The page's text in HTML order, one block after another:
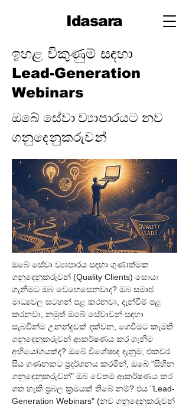
Idasara
ඉහළ විකුණුම් සඳහා
Lead-Generation
Webinars
ඔබේ සේවා ව්‍යාපාරයට නව
ගනුදෙනුකරුවන්
ඔබේ සේවා ව්‍යාපාරය සඳහා ගුණාත්මක
ගනුදෙනුකරුවන් (Quality Clients) සොයා
ගැනීමට ඔබ වෙහෙසෙනවාද? ඔබ සමාජ
මාධ්‍යවල සටහන් පළ කරනවා, දැන්වීම් පළ
කරනවා, නමුත් ඔබේ සේවාවන් සඳහා
සැබවින්ම උනන්දුවක් දක්වන, ගෙවීමට කැමති
ගනුදෙනුකරුවන් ආකර්ෂණය කර ගැනීම
අභියෝගයක්ද? ඔබේ විශේෂඥ දැනුම, එකවර
සිය ගණනකට ප්‍රදර්ශනය කරමින්, ඔබේ "සිහින
ගනුදෙනුකරුවන්" ඔබ වෙතම ආකර්ෂණය කර
ගත හැකි ප්‍රබල ක්‍රමයක් තිබේ නම්? එය "Lead-
Generation Webinars" (නව ගනුදෙනුකරුවන්